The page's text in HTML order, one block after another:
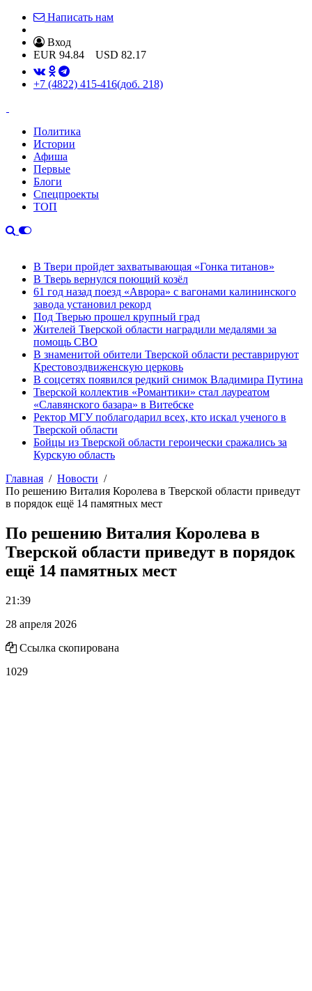
Написать нам
Вход
EUR 94.84 USD 82.17
+7 (4822) 415-416(доб. 218)
Политика
Истории
Афиша
Первые
Блоги
Спецпроекты
ТОП
В Твери пройдет захватывающая «Гонка титанов»
В Тверь вернулся поющий козёл
61 год назад поезд «Аврора» с вагонами калининского
завода установил рекорд
Под Тверью прошел крупный град
Жителей Тверской области наградили медалями за
помощь СВО
В знаменитой обители Тверской области реставрируют
Крестовоздвиженскую церковь
В соцсетях появился редкий снимок Владимира Путина
Тверской коллектив «Романтики» стал лауреатом
«Славянского базара» в Витебске
Ректор МГУ поблагодарил всех, кто искал ученого в
Тверской области
Бойцы из Тверской области героически сражались за
Курскую область
Главная
Новости
По решению Виталия Королева в Тверской области приведут
в порядок ещё 14 памятных мест
По решению Виталия Королева в
Тверской области приведут в порядок
ещё 14 памятных мест
21:39
28 апреля 2026
Ссылка скопирована
1029